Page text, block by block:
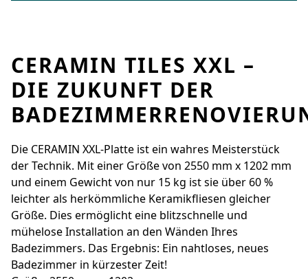
CERAMIN TILES XXL –
DIE ZUKUNFT DER
Die CERAMIN XXL-Platte ist ein wahres Meisterstück
der Technik. Mit einer Größe von 2550 mm x 1202 mm
und einem Gewicht von nur 15 kg ist sie über 60 %
leichter als herkömmliche Keramikfliesen gleicher
Größe. Dies ermöglicht eine blitzschnelle und
mühelose Installation an den Wänden Ihres
Badezimmers. Das Ergebnis: Ein nahtloses, neues
Badezimmer in kürzester Zeit!